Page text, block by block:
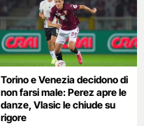
Torino e Venezia decidono di
non farsi male: Perez apre le
danze, Vlasic le chiude su
rigore